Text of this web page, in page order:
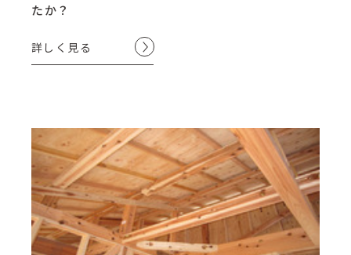
たか？
詳しく見る